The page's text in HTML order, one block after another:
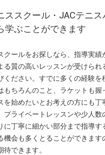
ススクール・JACテニス
学ぶことができます
クールをお探しなら、指導実績
る質の高いレッスンが受けられ
ください。すでに多くの経験を
もちろんのこと、ラケットも握
を始めたいとお考えの方にも丁
プライベートレッスンや少人数
に丁寧に細かい部分まで指導す
機会も多くとることができます
できます。